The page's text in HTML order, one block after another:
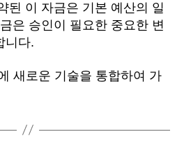
된 이 자금은 기본 예산의 일
은 승인이 필요한 중요한 변
니다.
새로운 기술을 통합하여 가